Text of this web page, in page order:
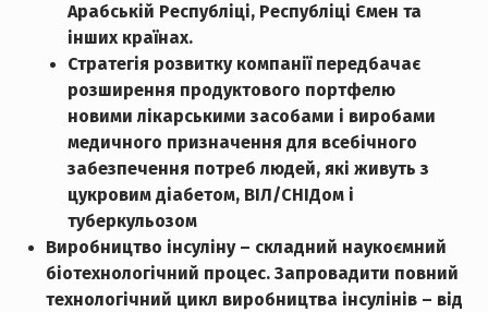
Арабській Республіці, Республіці Ємен та
інших країнах.
Стратегія розвитку компанії передбачає
розширення продуктового портфелю
новими лікарськими засобами і виробами
медичного призначення для всебічного
забезпечення потреб людей, які живуть з
цукровим діабетом, ВІЛ/СНІДом і
туберкульозом
Виробництво інсуліну – складний наукоємний
біотехнологічний процес. Запровадити повний
технологічний цикл виробництва інсулінів – від